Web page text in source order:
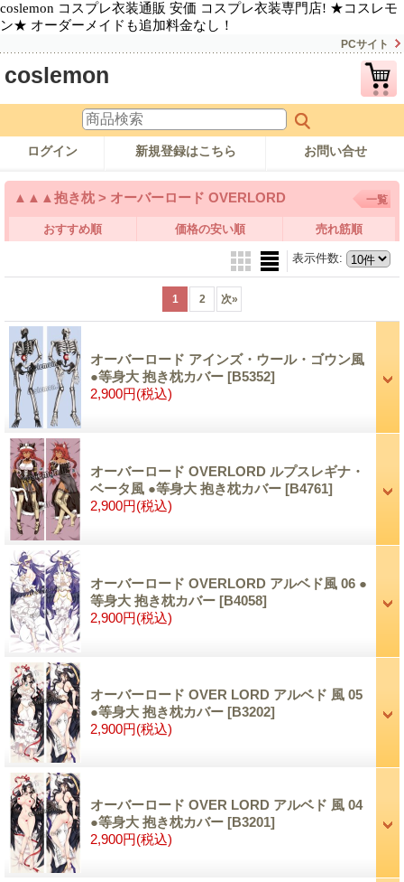
coslemon コスプレ衣装通販 安価 コスプレ衣装専門店! ★コスレモ
ン★ オーダーメイドも追加料金なし！
PCサイト
coslemon
ログイン 新規登録はこちら お問い合せ
▲▲▲抱き枕 > オーバーロード OVERLORD 一覧
おすすめ順 価格の安い順 売れ筋順
表示件数:
1 2 次»
オーバーロード アインズ・ウール・ゴウン風
●等身大 抱き枕カバー [B5352]
2,900円(税込)
オーバーロード OVERLORD ルプスレギナ・
ベータ風 ●等身大 抱き枕カバー [B4761]
2,900円(税込)
オーバーロード OVERLORD アルベド風 06 ●
等身大 抱き枕カバー [B4058]
2,900円(税込)
オーバーロード OVER LORD アルベド 風 05
●等身大 抱き枕カバー [B3202]
2,900円(税込)
オーバーロード OVER LORD アルベド 風 04
●等身大 抱き枕カバー [B3201]
2,900円(税込)